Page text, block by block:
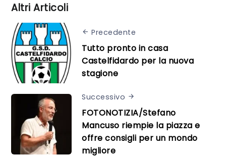
Altri Articoli
Precedente
Tutto pronto in casa
Castelfidardo per la nuova
stagione
Successivo
FOTONOTIZIA/Stefano
Mancuso riempie la piazza e
offre consigli per un mondo
migliore